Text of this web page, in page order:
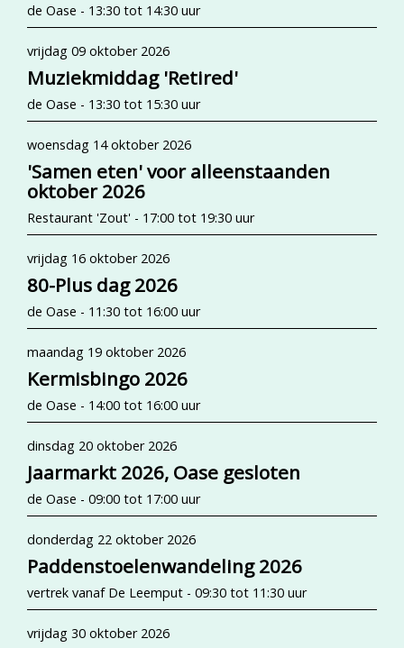
de Oase - 13:30 tot 14:30 uur
vrijdag 09 oktober 2026
Muziekmiddag 'Retired'
de Oase - 13:30 tot 15:30 uur
woensdag 14 oktober 2026
'Samen eten' voor alleenstaanden
oktober 2026
Restaurant 'Zout' - 17:00 tot 19:30 uur
vrijdag 16 oktober 2026
80-Plus dag 2026
de Oase - 11:30 tot 16:00 uur
maandag 19 oktober 2026
Kermisbingo 2026
de Oase - 14:00 tot 16:00 uur
dinsdag 20 oktober 2026
Jaarmarkt 2026, Oase gesloten
de Oase - 09:00 tot 17:00 uur
donderdag 22 oktober 2026
Paddenstoelenwandeling 2026
vertrek vanaf De Leemput - 09:30 tot 11:30 uur
vrijdag 30 oktober 2026